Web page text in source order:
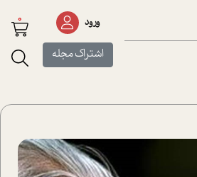
ورود
اشتراک مجله
0